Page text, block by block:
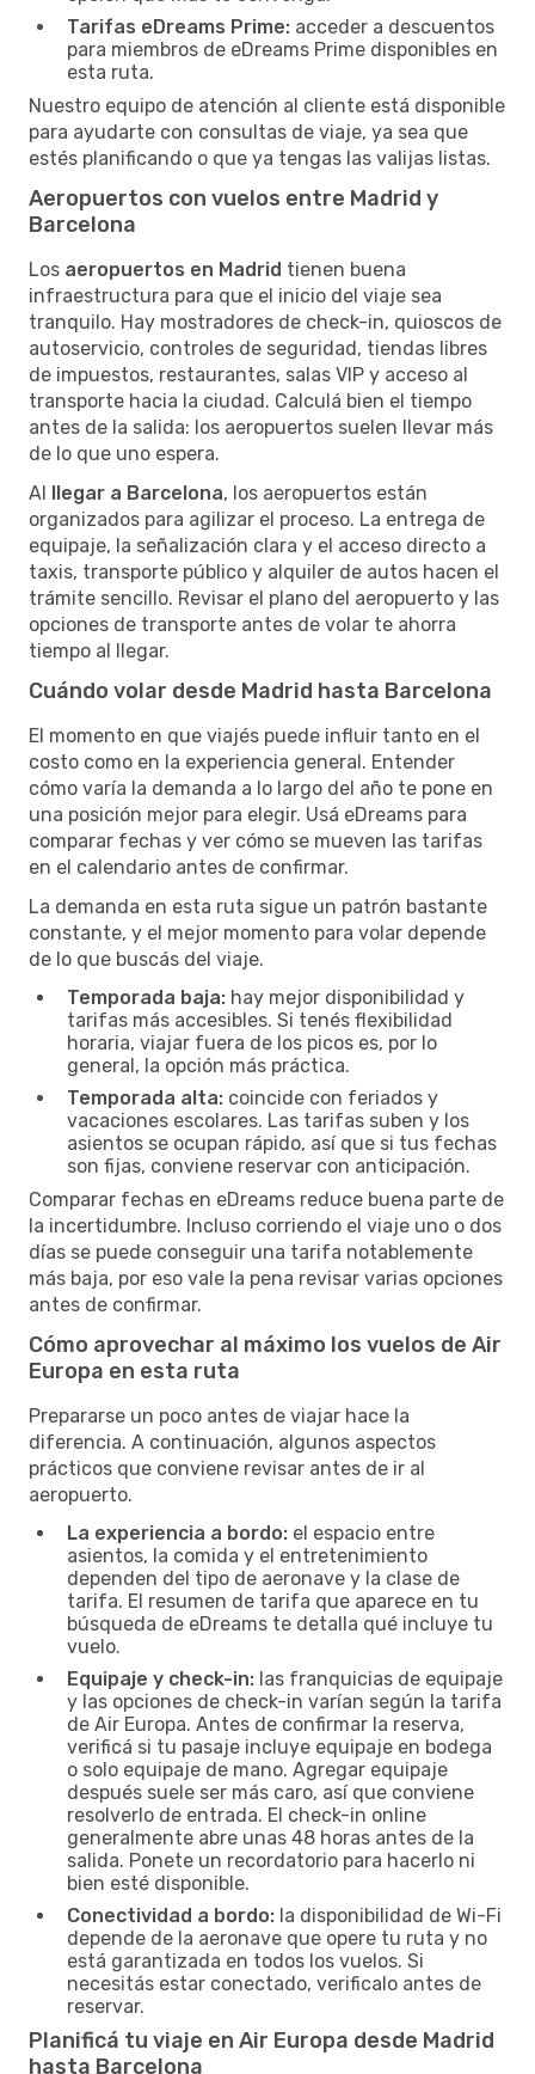
Tarifas eDreams Prime: acceder a descuentos
para miembros de eDreams Prime disponibles en
esta ruta.
Nuestro equipo de atención al cliente está disponible
para ayudarte con consultas de viaje, ya sea que
estés planificando o que ya tengas las valijas listas.
Aeropuertos con vuelos entre Madrid y
Barcelona
Los aeropuertos en Madrid tienen buena
infraestructura para que el inicio del viaje sea
tranquilo. Hay mostradores de check-in, quioscos de
autoservicio, controles de seguridad, tiendas libres
de impuestos, restaurantes, salas VIP y acceso al
transporte hacia la ciudad. Calculá bien el tiempo
antes de la salida: los aeropuertos suelen llevar más
de lo que uno espera.
Al llegar a Barcelona, los aeropuertos están
organizados para agilizar el proceso. La entrega de
equipaje, la señalización clara y el acceso directo a
taxis, transporte público y alquiler de autos hacen el
trámite sencillo. Revisar el plano del aeropuerto y las
opciones de transporte antes de volar te ahorra
tiempo al llegar.
Cuándo volar desde Madrid hasta Barcelona
El momento en que viajés puede influir tanto en el
costo como en la experiencia general. Entender
cómo varía la demanda a lo largo del año te pone en
una posición mejor para elegir. Usá eDreams para
comparar fechas y ver cómo se mueven las tarifas
en el calendario antes de confirmar.
La demanda en esta ruta sigue un patrón bastante
constante, y el mejor momento para volar depende
de lo que buscás del viaje.
Temporada baja: hay mejor disponibilidad y
tarifas más accesibles. Si tenés flexibilidad
horaria, viajar fuera de los picos es, por lo
general, la opción más práctica.
Temporada alta: coincide con feriados y
vacaciones escolares. Las tarifas suben y los
asientos se ocupan rápido, así que si tus fechas
son fijas, conviene reservar con anticipación.
Comparar fechas en eDreams reduce buena parte de
la incertidumbre. Incluso corriendo el viaje uno o dos
días se puede conseguir una tarifa notablemente
más baja, por eso vale la pena revisar varias opciones
antes de confirmar.
Cómo aprovechar al máximo los vuelos de Air
Europa en esta ruta
Prepararse un poco antes de viajar hace la
diferencia. A continuación, algunos aspectos
prácticos que conviene revisar antes de ir al
aeropuerto.
La experiencia a bordo: el espacio entre
asientos, la comida y el entretenimiento
dependen del tipo de aeronave y la clase de
tarifa. El resumen de tarifa que aparece en tu
búsqueda de eDreams te detalla qué incluye tu
vuelo.
Equipaje y check-in: las franquicias de equipaje
y las opciones de check-in varían según la tarifa
de Air Europa. Antes de confirmar la reserva,
verificá si tu pasaje incluye equipaje en bodega
o solo equipaje de mano. Agregar equipaje
después suele ser más caro, así que conviene
resolverlo de entrada. El check-in online
generalmente abre unas 48 horas antes de la
salida. Ponete un recordatorio para hacerlo ni
bien esté disponible.
Conectividad a bordo: la disponibilidad de Wi-Fi
depende de la aeronave que opere tu ruta y no
está garantizada en todos los vuelos. Si
necesitás estar conectado, verificalo antes de
reservar.
Planificá tu viaje en Air Europa desde Madrid
hasta Barcelona